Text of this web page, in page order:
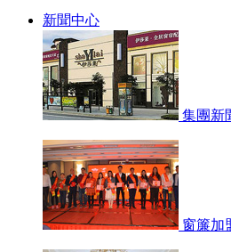
新聞中心
集團新
窗簾加